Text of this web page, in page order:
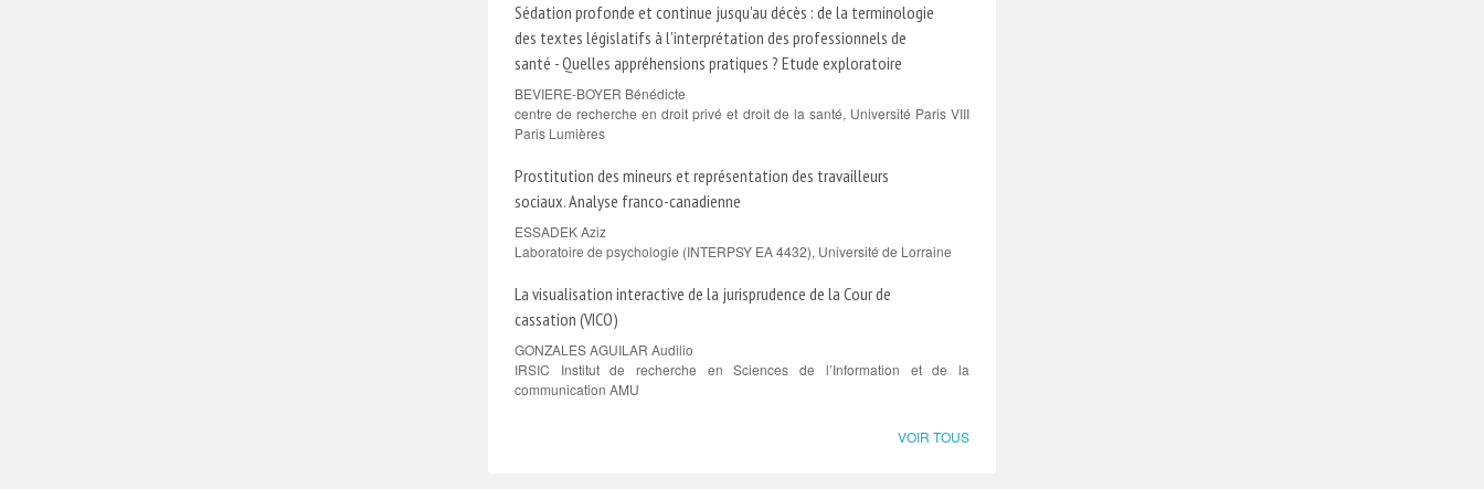
Sédation profonde et continue jusqu'au décès : de la terminologie
des textes législatifs à l'interprétation des professionnels de
santé - Quelles appréhensions pratiques ? Etude exploratoire
BEVIERE-BOYER Bénédicte
centre de recherche en droit privé et droit de la santé, Université Paris VIII
Paris Lumières
Prostitution des mineurs et représentation des travailleurs
sociaux. Analyse franco-canadienne
ESSADEK Aziz
Laboratoire de psychologie (INTERPSY EA 4432), Université de Lorraine
La visualisation interactive de la jurisprudence de la Cour de
cassation (VICO)
GONZALES AGUILAR Audilio
IRSIC Institut de recherche en Sciences de l’Information et de la
communication AMU
VOIR TOUS